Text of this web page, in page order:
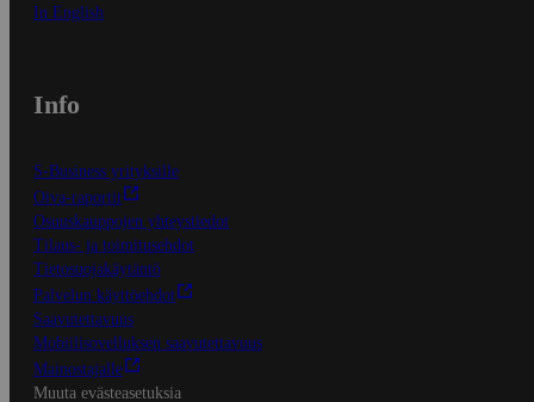
In English
Info
S-Business yrityksille
Oiva-raportit
Osuuskauppojen yhteystiedot
Tilaus- ja toimitusehdot
Tietosuojakäytäntö
Palvelun käyttöehdot
Saavutettavuus
Mobiilisovelluksen saavutettavuus
Mainostajalle
Muuta evästeasetuksia